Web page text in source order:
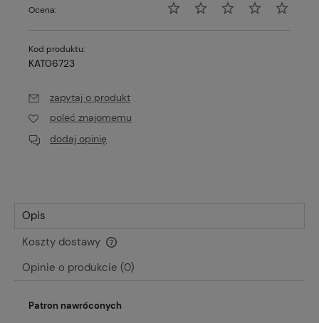
Ocena:
Kod produktu:
KAT06723
zapytaj o produkt
poleć znajomemu
dodaj opinię
Opis
Koszty dostawy
Cena nie zawiera ewentualnych kosztów płatności
Opinie o produkcie (0)
Patron nawróconych